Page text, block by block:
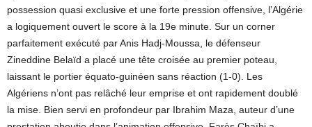
possession quasi exclusive et une forte pression offensive, l’Algérie
a logiquement ouvert le score à la 19e minute. Sur un corner
parfaitement exécuté par Anis Hadj-Moussa, le défenseur
Zineddine Belaïd a placé une tête croisée au premier poteau,
laissant le portier équato-guinéen sans réaction (1-0). Les
Algériens n’ont pas relâché leur emprise et ont rapidement doublé
la mise. Bien servi en profondeur par Ibrahim Maza, auteur d’une